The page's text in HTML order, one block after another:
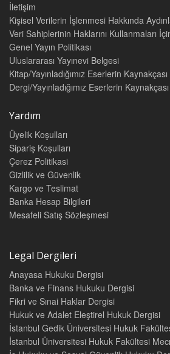
İletişim
Kişisel Verilerin İşlenmesi Hakkında
Veri Sahiplerinin Haklarını Kullanmaları
Genel Yayın Politikası
Uluslararası Yayınevi Belgesi
Kitap/Yayınladığımız Eserlerin Kaynakçası
Dergi/Yayınladığımız Eserlerin Kaynakçası
Yardım
Üyelik Koşulları
Sipariş Koşulları
Çerez Politikasi
Gizlilik ve Güvenlik
Kargo ve Teslimat
Banka Hesap Bilgileri
Mesafeli Satış Sözleşmesi
Legal Dergileri
Anayasa Hukuku Dergisi
Banka ve Finans Hukuku Dergisi
Fikri ve Sınai Haklar Dergisi
Hukuk ve Adalet Eleştirel Hukuk Dergisi
İstanbul Gedik Üniversitesi Hukuk
İstanbul Üniversitesi Hukuk Fakültesi